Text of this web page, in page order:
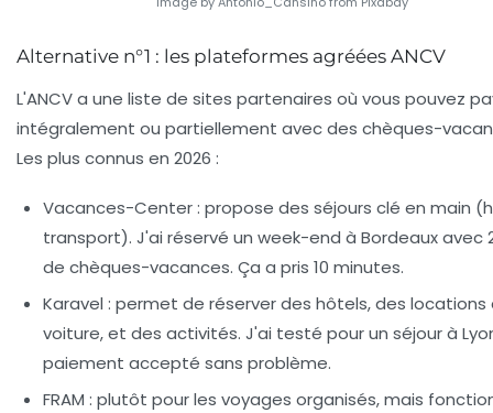
Alternative n°1 : les plateformes agréées ANCV
L'ANCV a une liste de sites partenaires où vous pouvez
intégralement ou partiellement avec des chèques-
Les plus connus en 2026 :
Vacances-Center: propose des séjours clé en main
transport). J'ai réservé un week-end à Bordeaux avec
de chèques-vacances. Ça a pris 10 minutes.
Karavel : permet de réserver des hôtels, des locations
voiture, et des activités. J'ai testé pour un séjour à
paiement accepté sans problème.
FRAM : plutôt pour les voyages organisés, mais